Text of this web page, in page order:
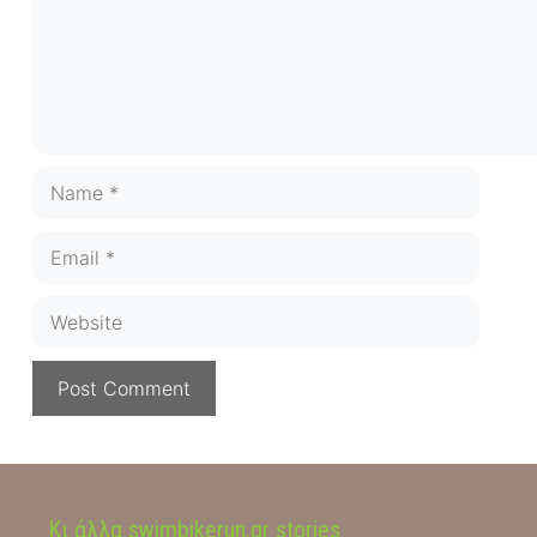
Κι άλλα swimbikerun.gr stories